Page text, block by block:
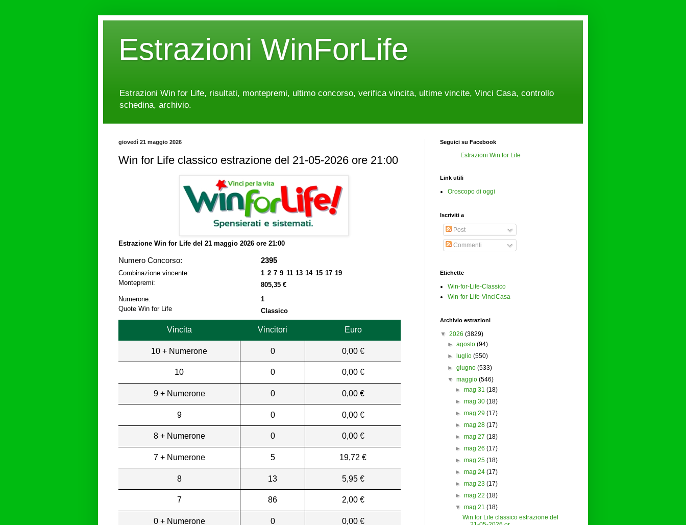
Estrazioni WinForLife
Estrazioni Win for Life, risultati, montepremi, ultimo concorso, verifica vincita, ultime vincite, Vinci Casa, controllo
schedina, archivio.
giovedì 21 maggio 2026
Win for Life classico estrazione del 21-05-2026 ore 21:00
Estrazione Win for Life del 21 maggio 2026 ore 21:00
Numero Concorso: 2395
Combinazione vincente:
1 2 7 9 11 13 14 15 17 19
Montepremi:
805,35 €
Numerone:
1
Quote Win for Life
Classico
Vincita Vincitori Euro
10 + Numerone 0 0,00 €
10 0 0,00 €
9 + Numerone 0 0,00 €
9 0 0,00 €
8 + Numerone 0 0,00 €
7 + Numerone 5 19,72 €
8 13 5,95 €
7 86 2,00 €
0 + Numerone 0 0,00 €
Seguici su Facebook
Estrazioni Win for Life
Link utili
Oroscopo di oggi
Iscriviti a
Post
Commenti
Etichette
Win-for-Life-Classico
Win-for-Life-VinciCasa
Archivio estrazioni
▼ 2026 (3829)
►agosto (94)
►
luglio (550)
►giugno (533)
▼ maggio (546)
► mag 31 (18)
► mag 30 (18)
► mag 29 (17)
► mag 28 (17)
► mag 27 (18)
► mag 26 (17)
► mag 25 (18)
► mag 24 (17)
► mag 23 (17)
► mag 22 (18)
▼ mag 21 (18)
Win for Life classico estrazione del